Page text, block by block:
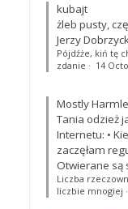
kubajt
żleb pusty,
Jerzy
Pójdźże, kiń tę
zdanie · 14
Mostly
Tania odzież
Internetu: •
zaczęłam
Otwierane są
Liczba
liczbie mnogiej ·